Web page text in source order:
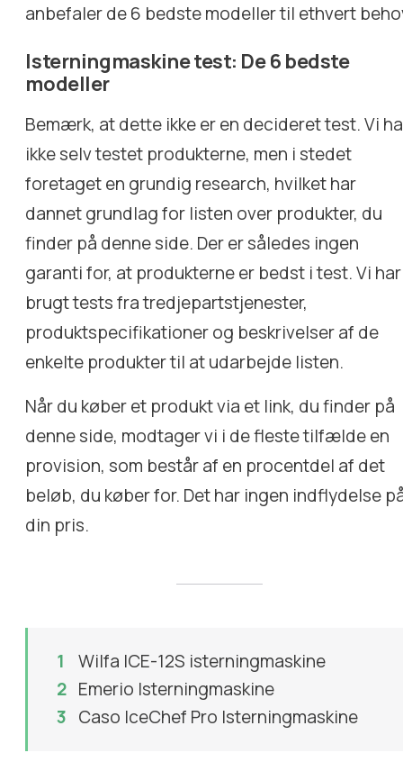
anbefaler de 6 bedste modeller til ethvert
Isterningmaskine test: De 6 bedste
modeller
Bemærk, at dette ikke er en decideret test. Vi
ikke selv testet produkterne, men i stedet
foretaget en grundig research, hvilket har
dannet grundlag for listen over produkter, du
finder på denne side. Der er således ingen
garanti for, at produkterne er bedst i test. Vi har
brugt tests fra tredjepartstjenester,
produktspecifikationer og beskrivelser af de
enkelte produkter til at udarbejde listen.
Når du køber et produkt via et link, du finder på
denne side, modtager vi i de fleste tilfælde en
provision, som består af en procentdel af det
beløb, du køber for. Det har ingen indflydelse
din pris.
Wilfa ICE-12S isterningmaskine
Emerio Isterningmaskine
Caso IceChef Pro Isterningmaskine